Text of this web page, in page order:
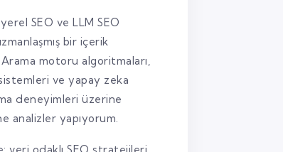
SEO ve LLM SEO
bir içerik
motoru algoritmaları,
ve yapay zeka
deneyimleri üzerine
analizler yapıyorum.